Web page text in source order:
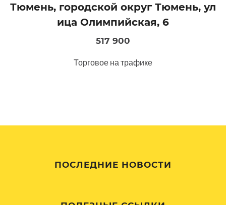
Тюмень, городской округ Тюмень, ул
ица Олимпийская, 6
517 900
Торговое на трафике
ПОСЛЕДНИЕ НОВОСТИ